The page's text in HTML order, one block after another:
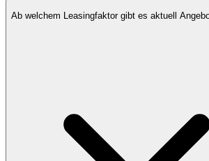
Ab welchem Leasingfaktor gibt es aktuell